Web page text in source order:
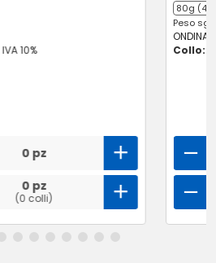
IVA 10%
0 pz
0 pz
(0 colli)
80g (4
Peso
ONDINA
Collo: